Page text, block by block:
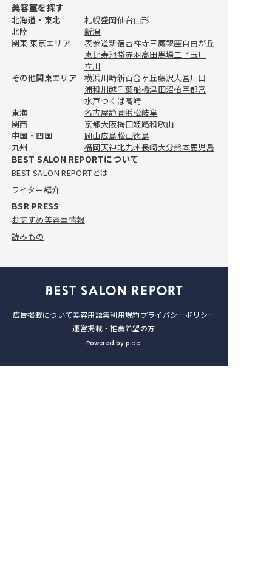
おすすめ美容室情報
【完全取材】仙台でカラーがおす
2026.7.23
おすすめ美容室情報
【完全取材】仙台でボブが得意な
美容室9軒！
2026.7.23
おすすめ美容室情報
【完全取材】仙台のショートカッ
トが上手い美容室9軒！
2026.7.23
おすすめ美容室情報
【完全取材】仙台のカットが上手
い美容室10軒を美容ライターが徹
底調査！
台の美容室9軒をご紹介！
美容室を探す
北海道・東北 札幌盛岡仙台山形
北陸
新潟
関東 東京エリア
表参道新宿吉祥寺三鷹銀座自由が丘
恵比寿池袋赤羽高田馬場二子玉川
立川
その他関東エリア
横浜川崎新百合ヶ丘藤沢大宮川口
浦和川越千葉船橋津田沼柏宇都宮
水戸つくば高崎
東海
名古屋静岡浜松岐阜
関西
京都大阪梅田姫路和歌山
中国・四国
岡山広島松山徳島
九州
福岡天神北九州長崎大分熊本鹿児島
BEST SALON REPORTについて
BEST SALON REPORTとは
ライター紹介
BSR PRESS
おすすめ美容室情報
読みもの
広告掲載について美容用語集利用規約プライバシーポリシー
運営掲載・推薦希望の方
Powered by p.c.c.